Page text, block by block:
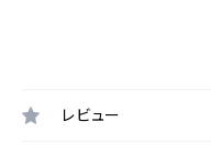
レビュー